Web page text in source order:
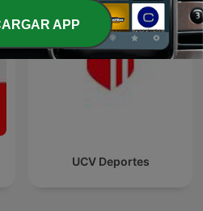
UCV Deportes
APP